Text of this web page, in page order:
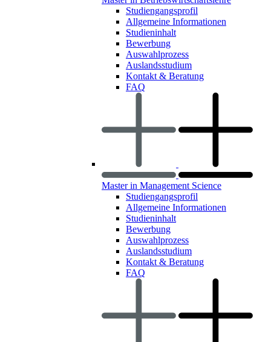
Studiengangsprofil
Allgemeine Informationen
Studieninhalt
Bewerbung
Auswahlprozess
Auslandsstudium
Kontakt & Beratung
FAQ
Master in Management Science
Studiengangsprofil
Allgemeine Informationen
Studieninhalt
Bewerbung
Auswahlprozess
Auslandsstudium
Kontakt & Beratung
FAQ